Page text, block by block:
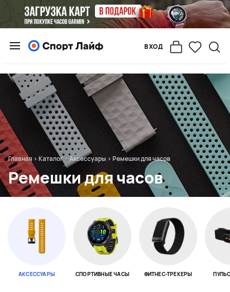
ВХОД
Главная > Каталог> Аксессуары > Ремешки для часов
Ремешки для часов
АКСЕССУАРЫ СПОРТИВНЫЕ ЧАСЫ ФИТНЕС-ТРЕКЕРЫ